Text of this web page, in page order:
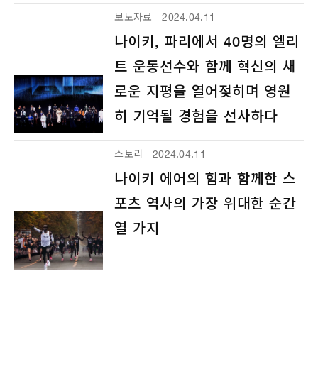
보도자료 - 2024.04.11
나이키, 파리에서 40명의 엘리
트 운동선수와 함께 혁신의 새
로운 지평을 열어젖히며 영원
히 기억될 경험을 선사하다
스토리 - 2024.04.11
나이키 에어의 힘과 함께한 스
포츠 역사의 가장 위대한 순간
열 가지